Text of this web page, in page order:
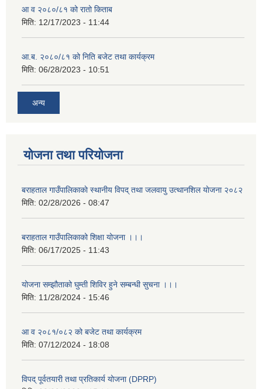
आ व २०८०/८१ को रातो किताब
मिति: 12/17/2023 - 11:44
आ.ब. २०८०/८१ को निति बजेट तथा कार्यक्रम
मिति: 06/28/2023 - 10:51
अन्य
योजना तथा परियोजना
बराहताल गाउँपालिकाकाे स्थानीय विपद् तथा जलवायु उत्थानशिल याेजना २०८२
मिति: 02/28/2026 - 08:47
बराहताल गाउँपालिकाको शिक्षा योजना ।।।
मिति: 06/17/2025 - 11:43
योजना सम्झौताको घुम्ती शिविर हुने सम्बन्धी सुचना ।।।
मिति: 11/28/2024 - 15:46
आ व २०८१/०८२ को बजेट तथा कार्यक्रम
मिति: 07/12/2024 - 18:08
विपद् पूर्वतयारी तथा प्रतिकार्य योजना (DPRP)